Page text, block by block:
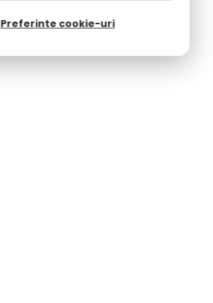
Preferinte cookie-uri